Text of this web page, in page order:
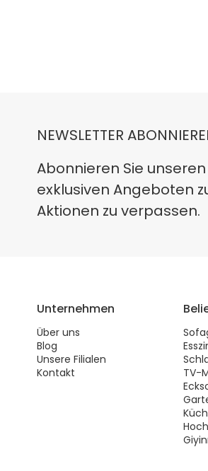
NEWSLETTER
Abonnieren Sie
exklusiven Angeboten
Aktionen zu verpassen.
Unternehmen
Über uns
Blog
Unsere Filialen
Kontakt
TV-